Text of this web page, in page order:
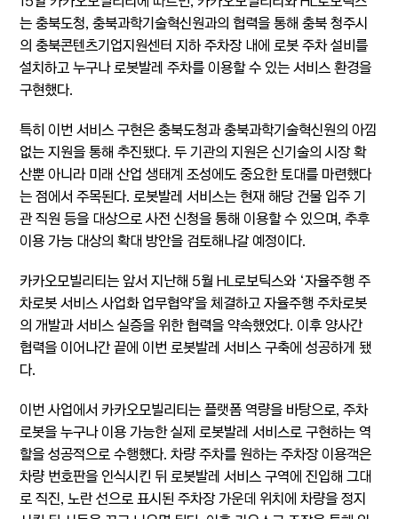
는 충북도청, 충북과학기술혁신원과의 협력을 통해 충북 청주시
의 충북콘텐츠기업지원센터 지하 주차장 내에 로봇 주차 설비를
설치하고 누구나 로봇발레 주차를 이용할 수 있는 서비스 환경을
구현했다.
특히 이번 서비스 구현은 충북도청과 충북과학기술혁신원의 아낌
없는 지원을 통해 추진됐다. 두 기관의 지원은 신기술의 시장 확
산뿐 아니라 미래 산업 생태계 조성에도 중요한 토대를 마련했다
는 점에서 주목된다. 로봇발레 서비스는 현재 해당 건물 입주 기
관 직원 등을 대상으로 사전 신청을 통해 이용할 수 있으며, 추후
이용 가능 대상의 확대 방안을 검토해나갈 예정이다.
카카오모빌리티는 앞서 지난해 5월 HL로보틱스와 ‘자율주행 주
차로봇 서비스 사업화 업무협약'을 체결하고 자율주행 주차로봇
의 개발과 서비스 실증을 위한 협력을 약속했었다. 이후 양사간
협력을 이어나간 끝에 이번 로봇발레 서비스 구축에 성공하게 됐
다.
이번 사업에서 카카오모빌리티는 플랫폼 역량을 바탕으로, 주차
로봇을 누구나 이용 가능한 실제 로봇발레 서비스로 구현하는 역
할을 성공적으로 수행했다. 차량 주차를 원하는 주차장 이용객은
차량 번호판을 인식시킨 뒤 로봇발레 서비스 구역에 진입해 그대
로 직진, 노란 선으로 표시된 주차장 가운데 위치에 차량을 정지